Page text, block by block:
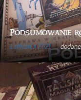
Podsumowanie
1 stycznia 2021